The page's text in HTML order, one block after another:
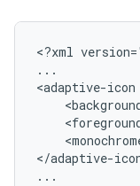
<?xml
...
<adaptive-icon
</adaptive-
...